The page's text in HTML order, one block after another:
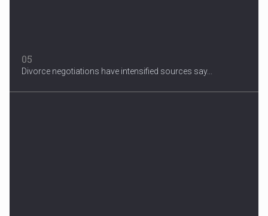
05
Divorce negotiations have intensified sources say...